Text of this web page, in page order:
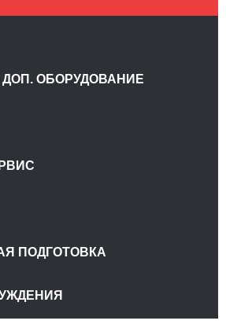
ОБОРУДОВАНИЕ
ПОДГОТОВКА